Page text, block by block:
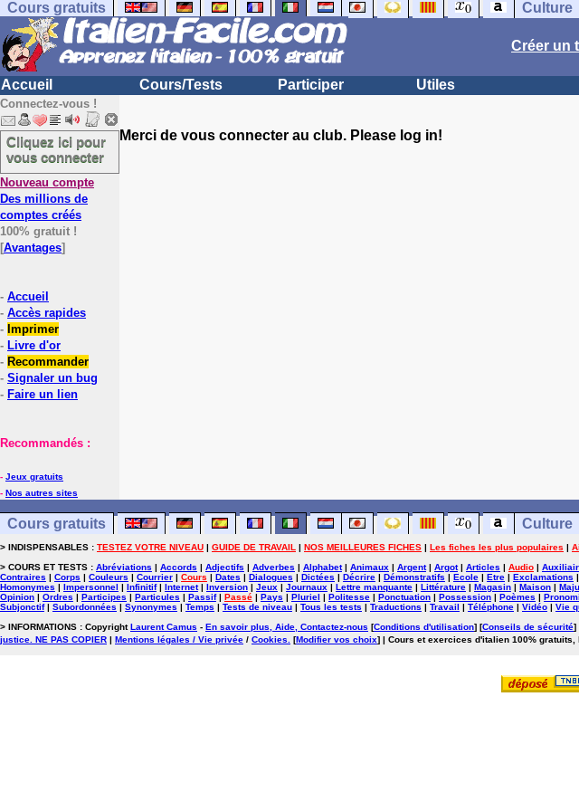
Cours gratuits Culture
Créer un
Accueil Cours/Tests Participer Utiles
Connectez-vous !
Cliquez ici pour
vous connecter
Nouveau compte
Des millions de
comptes créés
100% gratuit !
[Avantages]
- Accueil
- Accès rapides
- Imprimer
- Livre d'or
- Recommander
- Signaler un bug
- Faire un lien
Recommandés :
- Jeux gratuits
- Nos autres sites
Merci de vous connecter au club. Please log in!
Cours gratuits Culture
> INDISPENSABLES : TESTEZ VOTRE NIVEAU | GUIDE DE TRAVAIL | NOS MEILLEURES FICHES | Les fiches les plus populaires |
> COURS ET TESTS : Abréviations | Accords | Adjectifs | Adverbes | Alphabet| Animaux | Argent| Argot| Articles | Audio |
Contraires | Corps | Couleurs | Courrier | Cours | Dates | Dialogues | Dictées | Décrire | Démonstratifs | Ecole | Etre | Exclamations |
Homonymes | Impersonnel | Infinitif| Internet| Inversion | Jeux | Journaux | Lettre manquante | Littérature | Magasin | Maison |
Opinion | Ordres | Participes | Particules | Passif| Passé | Pays | Pluriel | Politesse | Ponctuation | Possession | Poèmes |
Subjonctif| Subordonnées | Synonymes | Temps | Tests de niveau | Tous les tests | Traductions | Travail | Téléphone | Vidéo | Vie
> INFORMATIONS : CopyrightLaurent Camus - En savoir plus, Aide, Contactez-nous [Conditions d'utilisation] [Conseils de sécurité]
justice. NE PAS COPIER | Mentions légales / Vie privée / Cookies [Modifier vos choix] | Cours et exercices d'italien 100%